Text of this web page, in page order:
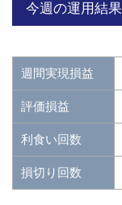
今週の運用結果
週間実現損益
評価損益
利食い回数
損切り回数